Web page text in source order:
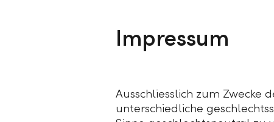
Impressum
Ausschliesslich zum Zwecke
unterschiedliche